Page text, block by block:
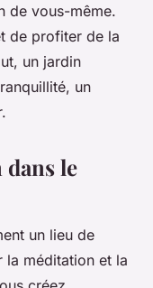
de vous-même.
de profiter de la
un jardin
un
le
un lieu de
la méditation et la